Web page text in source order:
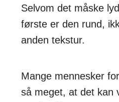
Selvom det måske
første er den rund,
anden tekstur.
Mange mennesker
så meget, at det kan